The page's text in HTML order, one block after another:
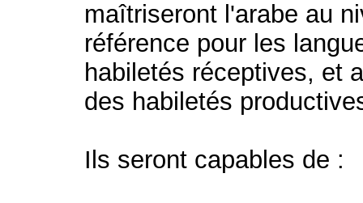
maîtriseront l'arabe au
référence pour les
habiletés réceptives, et
des habiletés
Ils seront capables de :